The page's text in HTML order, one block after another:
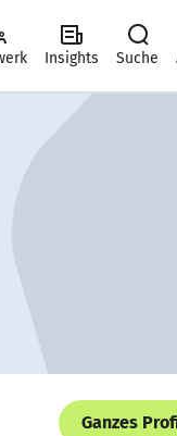
Insights Suche
Ganzes